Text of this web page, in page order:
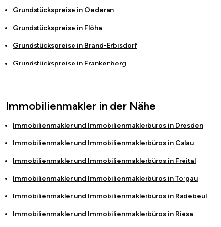
Grundstückspreise in Oederan
Grundstückspreise in Flöha
Grundstückspreise in Brand-Erbisdorf
Grundstückspreise in Frankenberg
Immobilienmakler in der Nähe
Immobilienmakler und Immobilienmaklerbüros in Dresden
Immobilienmakler und Immobilienmaklerbüros in Calau
Immobilienmakler und Immobilienmaklerbüros in Freital
Immobilienmakler und Immobilienmaklerbüros inTorgau
Immobilienmakler und Immobilienmaklerbüros in Radebeul
Immobilienmakler und Immobilienmaklerbüros in Riesa